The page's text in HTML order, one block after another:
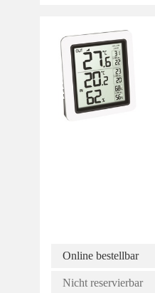
Online bestellbar
Nicht reservierbar